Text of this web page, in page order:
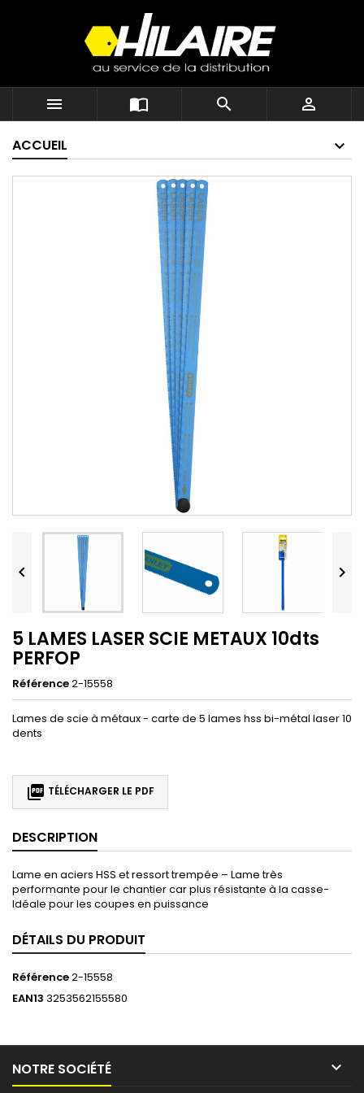
   
ACCUEIL
 
5 LAMES LASER SCIE METAUX 10dts
PERFOP
Référence2-15558
Lames de scie à métaux - carte de 5 lames hss bi-métal laser 10
dents
 TÉLÉCHARGER LE PDF
DESCRIPTION
Lame en aciers HSS et ressort trempée – Lame très
performante pour le chantier car plus résistante à la casse-
Idéale pour les coupes en puissance
DÉTAILS DU PRODUIT
Référence2-15558
EAN13 3253562155580
NOTRE SOCIÉTÉ 